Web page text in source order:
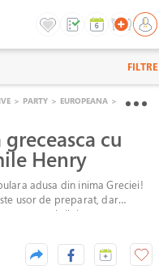
FILTRE
> PARTY > EUROPEANA >
cu
Henry
adusa din inima Greciei!
usor de preparat, dar
moment al zilei.